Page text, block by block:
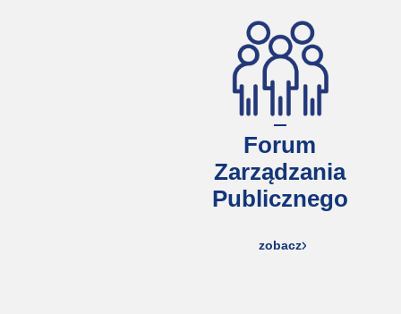
Forum
Zarządzania
Publicznego
zobacz